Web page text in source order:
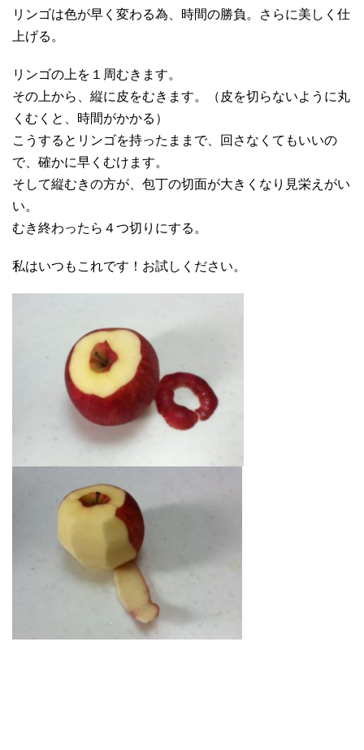
リンゴは色が早く変わる為、時間の勝負。さらに美しく仕
上げる。
リンゴの上を１周むきます。
その上から、縦に皮をむきます。（皮を切らないように丸
くむくと、時間がかかる）
こうするとリンゴを持ったままで、回さなくてもいいの
で、確かに早くむけます。
そして縦むきの方が、包丁の切面が大きくなり見栄えがい
い。
むき終わったら４つ切りにする。
私はいつもこれです！お試しください。